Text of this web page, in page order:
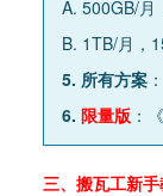
A. 500GB/月
B. 1TB/月，
5. 所有方案
6. 限量版 ：《
三、搬瓦工新